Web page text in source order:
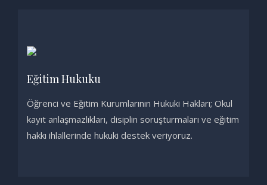
Eğitim Hukuku
Öğrenci ve Eğitim Kurumlarının Hukuki Hakları; Okul
kayıt anlaşmazlıkları, disiplin soruşturmaları ve eğitim
hakkı ihlallerinde hukuki destek veriyoruz.